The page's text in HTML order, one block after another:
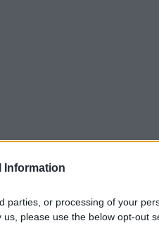
Information
parties, or processing of your
please use the below opt-out